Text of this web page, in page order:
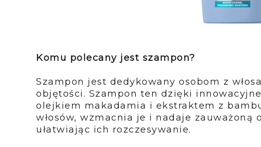
Komu polecany jest szampon?
Szampon jest dedykowany osobom z
objętości. Szampon ten dzięki
olejkiem makadamia i ekstraktem z
włosów, wzmacnia je i nadaje zauważoną
ułatwiając ich rozczesywanie.